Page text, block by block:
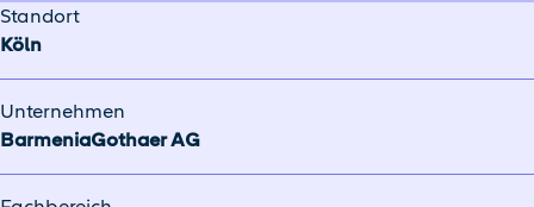
Standort
Köln
Unternehmen
BarmeniaGothaer AG